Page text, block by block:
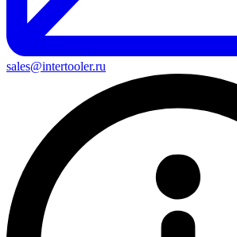
sales@intertooler.ru